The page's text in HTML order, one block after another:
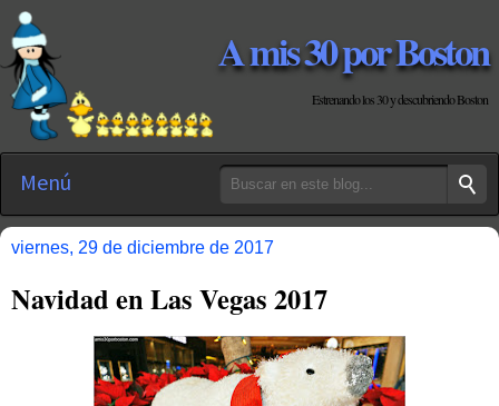
A mis 30 por Boston
Estrenando los 30 y descubriendo Boston
Menú
viernes, 29 de diciembre de 2017
Navidad en Las Vegas 2017